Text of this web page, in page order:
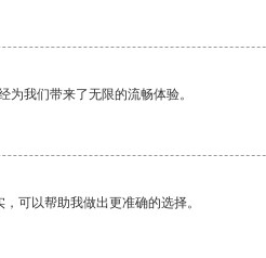
为我们带来了无限的流畅体验。
可以帮助我做出更准确的选择。